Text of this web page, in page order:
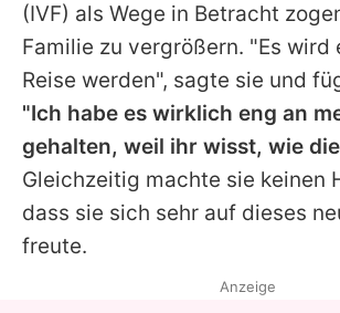
Impressum
Utiq verwalten
(IVF) als Wege in Betracht
Familie zu vergrößern. "Es wird
Reise werden", sagte sie und
"Ich habe es wirklich eng an
gehalten, weil ihr wisst, wie
Gleichzeitig machte sie keinen
dass sie sich sehr auf dieses
freute.
Anzeige